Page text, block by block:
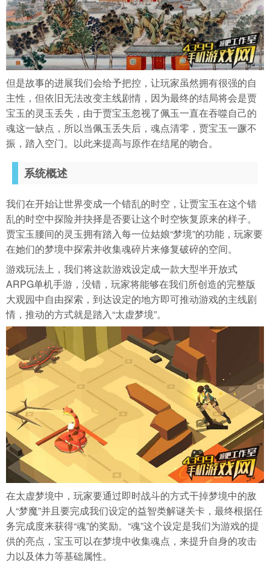
但是故事的进展我们会给予把控，让玩家虽然拥有很强的自
主性，但依旧无法改变主线剧情，因为最终的结局将会是贾
宝玉的灵玉丢失，由于贾宝玉忽视了佩玉一直在吞噬自己的
魂这一缺点，所以当佩玉丢失后，魂点清零，贾宝玉一蹶不
振，踏入空门。以此来提高与原作在结尾的吻合。
系统概述
我们在开始让世界变成一个错乱的时空，让贾宝玉在这个错
乱的时空中探险并抉择是否要让这个时空恢复原来的样子。
贾宝玉腰间的灵玉拥有踏入每一位姑娘“梦境”的功能，玩家要
在她们的梦境中探索并收集魂碎片来修复破碎的空间。
游戏玩法上，我们将这款游戏设定成一款大型半开放式
ARPG单机手游，没错，玩家将能够在我们所创造的完整版
大观园中自由探索，到达设定的地方即可推动游戏的主线剧
情，推动的方式就是踏入“太虚梦境”。
在太虚梦境中，玩家要通过即时战斗的方式干掉梦境中的敌
人“梦魔”并且要完成我们设定的益智类解谜关卡，最终根据任
务完成度来获得“魂”的奖励。“魂”这个设定是我们为游戏的提
供的亮点，宝玉可以在梦境中收集魂点，来提升自身的攻击
力以及体力等基础属性。